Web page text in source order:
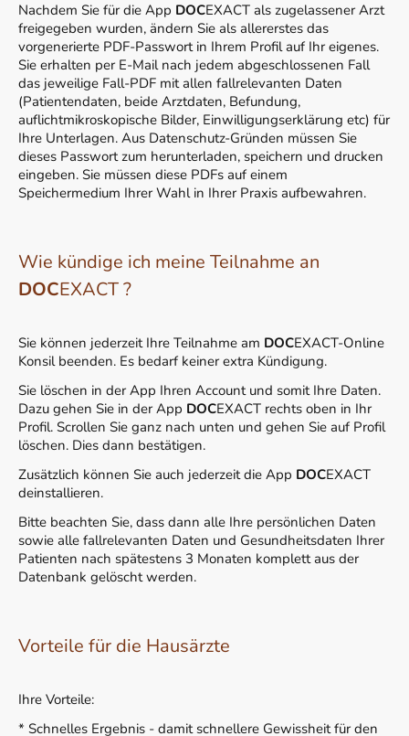
Nachdem Sie für die App DOCEXACT als zugelassener Arzt
freigegeben wurden, ändern Sie als allererstes das
vorgenerierte PDF-Passwort in Ihrem Profil auf Ihr eigenes.
Sie erhalten per E-Mail nach jedem abgeschlossenen Fall
das jeweilige Fall-PDF mit allen fallrelevanten Daten
(Patientendaten, beide Arztdaten, Befundung,
auflichtmikroskopische Bilder, Einwilligungserklärung etc) für
Ihre Unterlagen. Aus Datenschutz-Gründen müssen Sie
dieses Passwort zum herunterladen, speichern und drucken
eingeben. Sie müssen diese PDFs auf einem
Speichermedium Ihrer Wahl in Ihrer Praxis aufbewahren.
Wie kündige ich meine Teilnahme an
DOCEXACT ?
Sie können jederzeit Ihre Teilnahme am DOCEXACT-Online
Konsil beenden. Es bedarf keiner extra Kündigung.
Sie löschen in der App Ihren Account und somit Ihre Daten.
Dazu gehen Sie in der App DOCEXACT rechts oben in Ihr
Profil. Scrollen Sie ganz nach unten und gehen Sie auf Profil
löschen. Dies dann bestätigen.
Zusätzlich können Sie auch jederzeit die App DOCEXACT
deinstallieren.
Bitte beachten Sie, dass dann alle Ihre persönlichen Daten
sowie alle fallrelevanten Daten und Gesundheitsdaten Ihrer
Patienten nach spätestens 3 Monaten komplett aus der
Datenbank gelöscht werden.
Vorteile für die Hausärzte
Ihre Vorteile:
* Schnelles Ergebnis - damit schnellere Gewissheit für den